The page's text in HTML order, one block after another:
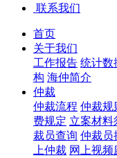
联系我们
首页
关于我们
工作报告 统计数
构 海仲简介
仲裁
仲裁流程 仲裁规
费规定 立案材料
裁员查询 仲裁员
上仲裁 网上视频